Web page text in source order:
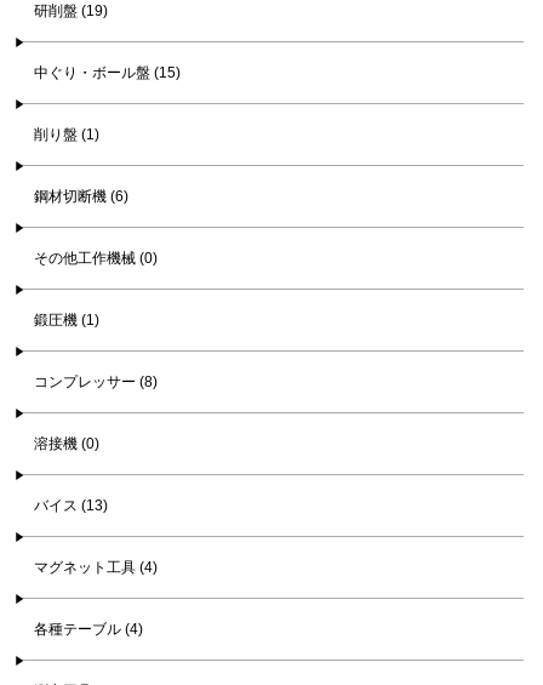
研削盤 (19)
中ぐり・ボール盤 (15)
削り盤 (1)
鋼材切断機 (6)
その他工作機械 (0)
鍛圧機 (1)
コンプレッサー (8)
溶接機 (0)
バイス (13)
マグネット工具 (4)
各種テーブル (4)